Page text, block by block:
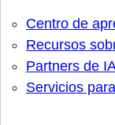
Centro de
Recursos
Partners de
Servicios